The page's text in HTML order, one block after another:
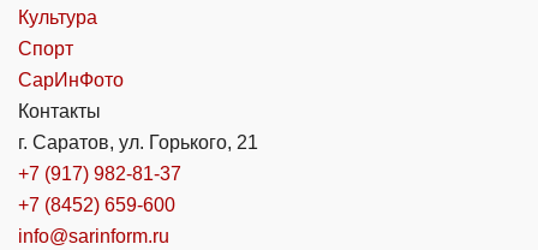
Культура
Спорт
СарИнФото
Контакты
г. Саратов, ул. Горького, 21
+7 (917) 982-81-37
+7 (8452) 659-600
info@sarinform.ru